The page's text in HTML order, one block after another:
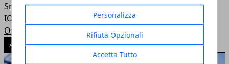
Personalizza
Rifiuta Opzionali
Accetta Tutto
Smartphone
IOS
Offerte telefonia mobile
ARTICOLI POPOLARI